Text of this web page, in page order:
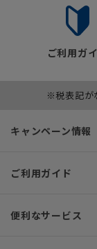
ご利用ガ
※税表記が
キャンペーン情報
ご利用ガイド
便利なサービス